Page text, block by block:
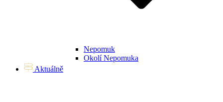
Nepomuk
Okolí Nepomuka
Aktuálně